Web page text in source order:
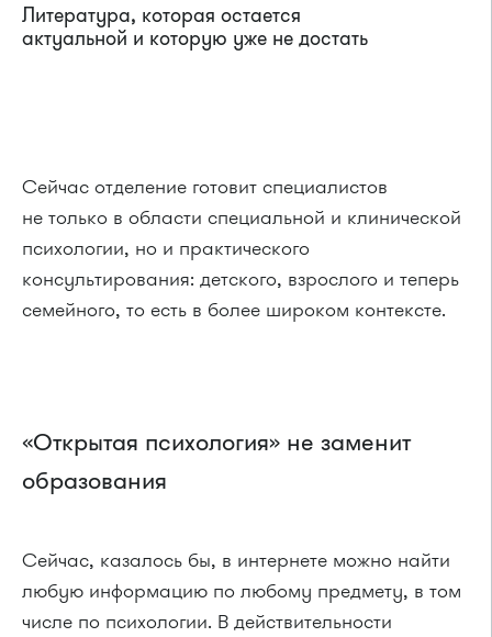
Литература, которая остается
актуальной и которую уже не достать
Сейчас отделение готовит специалистов
не только в области специальной и клинической
психологии, но и практического
консультирования: детского, взрослого и теперь
семейного, то есть в более широком контексте.
«Открытая психология» не заменит
образования
Сейчас, казалось бы, в интернете можно найти
любую информацию по любому предмету, в том
числе по психологии. В действительности